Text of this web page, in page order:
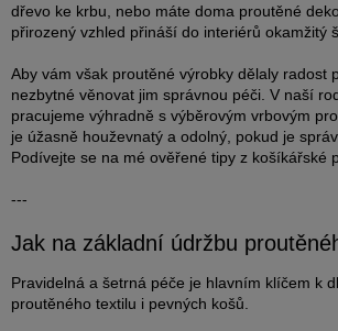
dřevo ke krbu, nebo máte doma proutěné
přirozený vzhled přináší do interiérů okamžitý
Aby vám však proutěné výrobky dělaly radost
nezbytné věnovat jim správnou péči. V naší
pracujeme výhradně s výběrovým vrbovým
je úžasně houževnatý a odolný, pokud je
Podívejte se na mé ověřené tipy z košíkářské
---
Jak na základní údržbu
Pravidelná a šetrná péče je hlavním klíčem k
proutěného textilu i pevných košů.